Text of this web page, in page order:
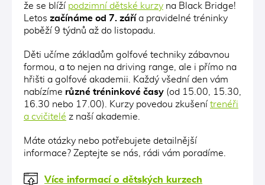
že se blíží podzimní dětské kurzy na Black Bridge!
Letos začínáme od 7. zářía pravidelné tréninky
poběží 9 týdnů až do listopadu.
Děti učíme základům golfové techniky zábavnou
formou, a to nejen na driving range, ale i přímo na
hřišti a golfové akademii. Každý všední den vám
nabízíme různé tréninkové časy (od 15.00, 15.30,
16.30 nebo 17.00)
. Kurzy povedou zkušení trenéři
a cvičitelé z naší akademie.
Máte otázky nebo potřebujete detailnější
informace? Zeptejte se nás, rádi vám poradíme.
Více informací o dětských kurzech